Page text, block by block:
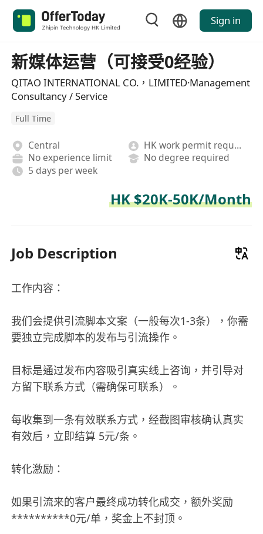
Sign in
新媒体运营（可接受0经验）
QITAO INTERNATIONAL CO.，LIMITED·Management
Consultancy / Service
Full Time
Central
HK work permit required
No experience limit
No degree required
5 days per week
HK $20K-50K/Month
Job Description
工作内容：
我们会提供引流脚本文案（一般每次1-3条），你需
要独立完成脚本的发布与引流操作。
目标是通过发布内容吸引真实线上咨询，并引导对
方留下联系方式（需确保可联系）。
每收集到一条有效联系方式，经截图审核确认真实
有效后，立即结算 5元/条。
转化激励：
如果引流来的客户最终成功转化成交，额外奖励
**********0元/单，奖金上不封顶。